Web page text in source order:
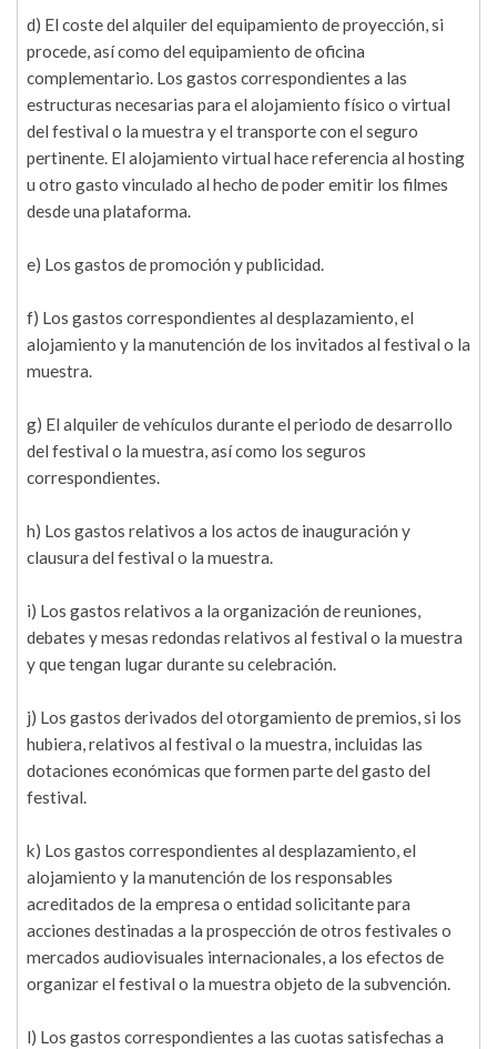
d) El coste del alquiler del equipamiento de proyección, si
procede, así como del equipamiento de oficina
complementario. Los gastos correspondientes a las
estructuras necesarias para el alojamiento físico o virtual
del festival o la muestra y el transporte con el seguro
pertinente. El alojamiento virtual hace referencia al hosting
u otro gasto vinculado al hecho de poder emitir los filmes
desde una plataforma.
e) Los gastos de promoción y publicidad.
f) Los gastos correspondientes al desplazamiento, el
alojamiento y la manutención de los invitados al festival o la
muestra.
g) El alquiler de vehículos durante el periodo de desarrollo
del festival o la muestra, así como los seguros
correspondientes.
h) Los gastos relativos a los actos de inauguración y
clausura del festival o la muestra.
i) Los gastos relativos a la organización de reuniones,
debates y mesas redondas relativos al festival o la muestra
y que tengan lugar durante su celebración.
j) Los gastos derivados del otorgamiento de premios, si los
hubiera, relativos al festival o la muestra, incluidas las
dotaciones económicas que formen parte del gasto del
festival.
k) Los gastos correspondientes al desplazamiento, el
alojamiento y la manutención de los responsables
acreditados de la empresa o entidad solicitante para
acciones destinadas a la prospección de otros festivales o
mercados audiovisuales internacionales, a los efectos de
organizar el festival o la muestra objeto de la subvención.
l) Los gastos correspondientes a las cuotas satisfechas a